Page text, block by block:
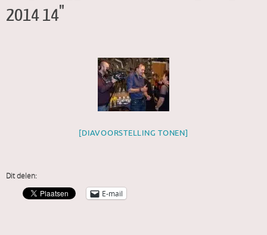
2014 14"
[DIAVOORSTELLING TONEN]
Dit delen:
E-mail